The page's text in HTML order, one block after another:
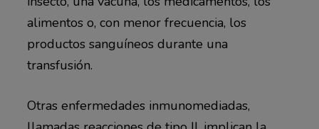
alimentos o, con menor frecuencia, los
productos sanguíneos durante una
transfusión.
Otras enfermedades inmunomediadas,